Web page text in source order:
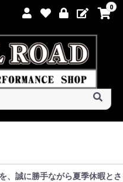
0
誠に勝手ながら夏季休暇とさ